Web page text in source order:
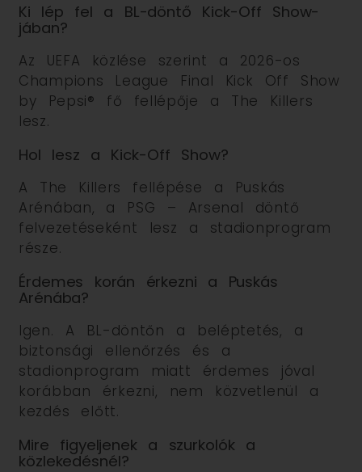
Ki lép fel a BL-döntő Kick-Off Show-
jában?
Az UEFA közlése szerint a 2026-os
Champions League Final Kick Off Show
by Pepsi® fő fellépője a The Killers
lesz.
Hol lesz a Kick-Off Show?
A The Killers fellépése a Puskás
Arénában, a PSG – Arsenal döntő
felvezetéseként lesz a stadionprogram
része.
Érdemes korán érkezni a Puskás
Arénába?
Igen. A BL-döntőn a beléptetés, a
biztonsági ellenőrzés és a
stadionprogram miatt érdemes jóval
korábban érkezni, nem közvetlenül a
kezdés előtt.
Mire figyeljenek a szurkolók a
közlekedésnél?